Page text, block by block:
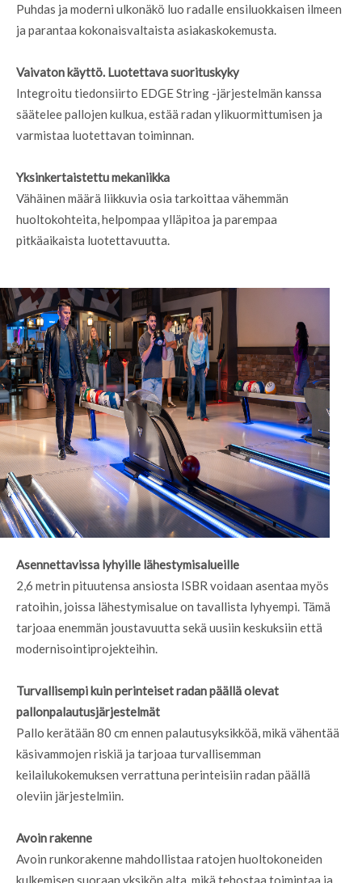
Puhdas ja moderni ulkonäkö luo radalle ensiluokkaisen ilmeen
ja parantaa kokonaisvaltaista asiakaskokemusta.
Vaivaton käyttö. Luotettava suorituskyky
Integroitu tiedonsiirto EDGE String -järjestelmän kanssa
säätelee pallojen kulkua, estää radan ylikuormittumisen ja
varmistaa luotettavan toiminnan.
Yksinkertaistettu mekaniikka
Vähäinen määrä liikkuvia osia tarkoittaa vähemmän
huoltokohteita, helpompaa ylläpitoa ja parempaa
pitkäaikaista luotettavuutta.
Asennettavissa lyhyille lähestymisalueille
2,6 metrin pituutensa ansiosta ISBR voidaan asentaa myös
ratoihin, joissa lähestymisalue on tavallista lyhyempi. Tämä
tarjoaa enemmän joustavuutta sekä uusiin keskuksiin että
modernisointiprojekteihin.
Turvallisempi kuin perinteiset radan päällä olevat
pallonpalautusjärjestelmät
Pallo kerätään 80 cm ennen palautusyksikköä, mikä vähentää
käsivammojen riskiä ja tarjoaa turvallisemman
keilailukokemuksen verrattuna perinteisiin radan päällä
oleviin järjestelmiin.
Avoin rakenne
Avoin runkorakenne mahdollistaa ratojen huoltokoneiden
kulkemisen suoraan yksikön alta, mikä tehostaa toimintaa ja